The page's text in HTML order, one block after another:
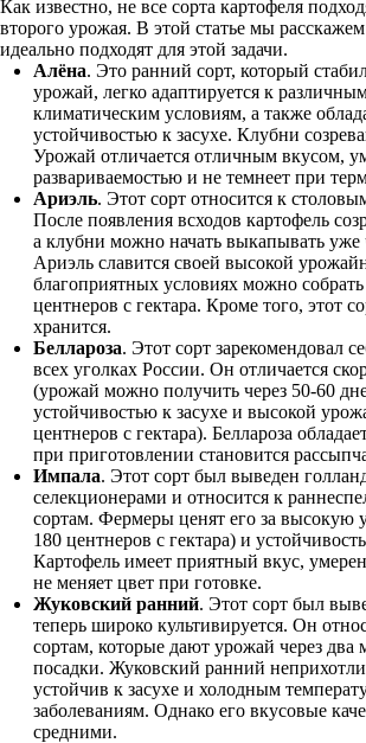
Как известно, не все сорта картофеля
второго урожая. В этой статье мы
идеально подходят для этой задачи.
Алёна. Это ранний сорт, который
урожай, легко адаптируется к
климатическим условиям, а также
устойчивостью к засухе. Клубни
Урожай отличается отличным вкусом,
развариваемостью и не темнеет при
Ариэль. Этот сорт относится к
После появления всходов картофель
а клубни можно начать выкапывать уже
Ариэль славится своей высокой
благоприятных условиях можно
центнеров с гектара. Кроме того, этот
хранится.
Беллароза. Этот сорт зарекомендовал
всех уголках России. Он отличается
(урожай можно получить через 50-60
устойчивостью к засухе и высокой
центнеров с гектара). Беллароза
при приготовлении становится
Импала. Этот сорт был выведен
селекционерами и относится к
сортам. Фермеры ценят его за высокую
180 центнеров с гектара) и
Картофель имеет приятный вкус,
не меняет цвет при готовке.
Жуковский ранний. Этот сорт был
теперь широко культивируется. Он
сортам, которые дают урожай через два
посадки. Жуковский ранний
устойчив к засухе и холодным
заболеваниям. Однако его вкусовые
средними.